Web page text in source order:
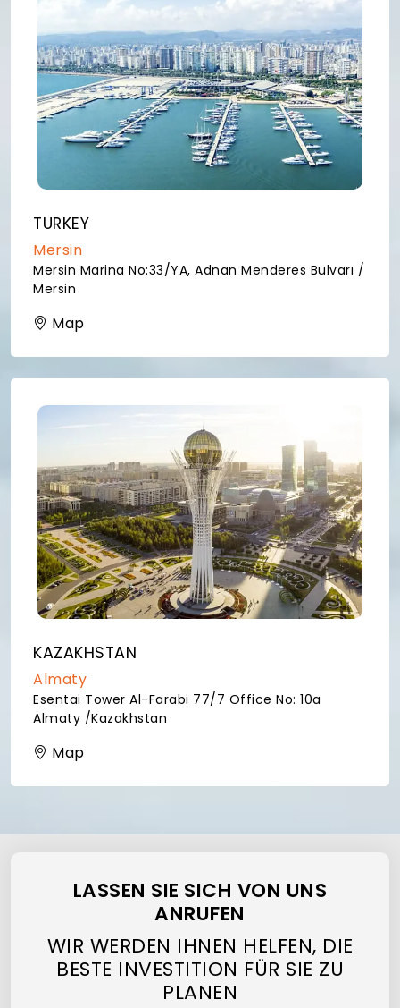
TURKEY
Mersin
Mersin Marina No:33/YA, Adnan Menderes Bulvarı /
Mersin
Map
KAZAKHSTAN
Almaty
Esentai Tower Al-Farabi 77/7 Office No: 10a
Almaty /Kazakhstan
Map
LASSEN SIE SICH VON UNS
ANRUFEN
WIR WERDEN IHNEN HELFEN, DIE
BESTE INVESTITION FÜR SIE ZU
PLANEN